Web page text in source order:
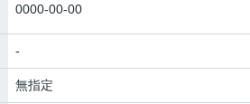
0000-00-00
-
無指定